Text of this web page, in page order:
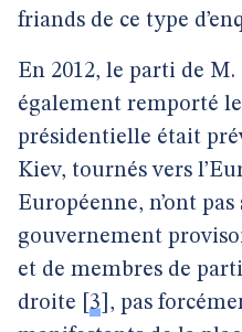
friands de ce type
En 2012, le parti de
également remporté
présidentielle était
Kiev, tournés vers
Européenne, n’ont
gouvernement
et de membres de
droite
3 , pas